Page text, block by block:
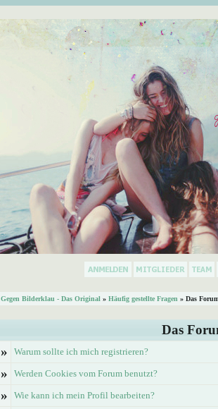
Gegen Bilderklau - Das Original » Häufig gestellte Fragen » Das
Das
»
Warum sollte ich mich registrieren?
» Werden Cookies vom Forum benutzt?
» Wie kann ich mein Profil bearbeiten?